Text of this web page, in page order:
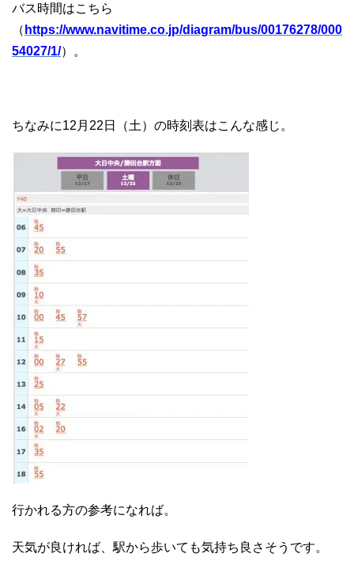
バス時間はこちら
（ https://www.navitime.co.jp/diagram/bus/00176278/000
54027/1/）。
ちなみに12月22日（土）の時刻表はこんな感じ。
行かれる方の参考になれば。
天気が良ければ、駅から歩いても気持ち良さそうです。